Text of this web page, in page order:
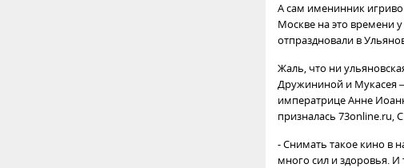
А сам именинник игриво
Москве на это времени
отпраздновали в
Жаль, что ни
Дружининой и Мукасея
императрице Анне
призналась 73online.ru,
- Снимать такое кино в
много сил и здоровья.